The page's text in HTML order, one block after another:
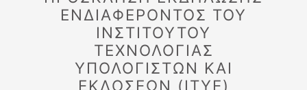
ΕΝΔΙΑΦΕΡΟΝΤΟΣ ΤΟΥ
ΙΝΣΤΙΤΟΥΤΟΥ
ΤΕΧΝΟΛΟΓΙΑΣ
ΥΠΟΛΟΓΙΣΤΩΝ ΚΑΙ
ΕΚΔΟΣΕΩΝ (ITYE)